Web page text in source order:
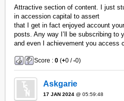
Attractive section of content. I just
in accession capital to assert
that I get in fact enjoyed account
posts. Any way I’ll be subscribing to
and even I achievement you access
Score :0 (+0 /-0)
Askgarie
17 JAN 2024 @ 05:59:48